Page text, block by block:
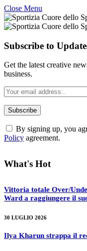
Close Menu
Subscribe to
Get the latest creative
business.
By signing up, you
Policy agreement.
What's Hot
Vittoria totale Over/
Ward a raggiungere il
30 LUGLIO 2026
Ilya Kharun strappa il